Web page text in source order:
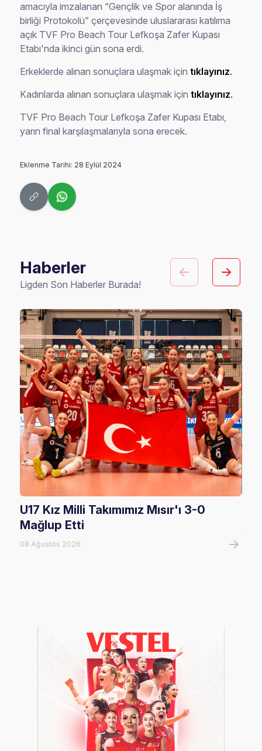
amacıyla imzalanan “Gençlik ve Spor alanında İş
birliği Protokolü” çerçevesinde uluslararası katılıma
açık TVF Pro Beach Tour Lefkoşa Zafer Kupası
Etabı'nda ikinci gün sona erdi.
Erkeklerde alınan sonuçlara ulaşmak içintıklayınız.
Kadınlarda alınan sonuçlara ulaşmak içintıklayınız.
TVF Pro Beach Tour Lefkoşa Zafer Kupası Etabı,
yarın final karşılaşmalarıyla sona erecek.
Eklenme Tarihi: 28 Eylül 2024
Haberler
Ligden Son Haberler Burada!
U17 Kız Milli Takımımız Mısır'ı 3-0
Mağlup Etti
08 Ağustos 2026